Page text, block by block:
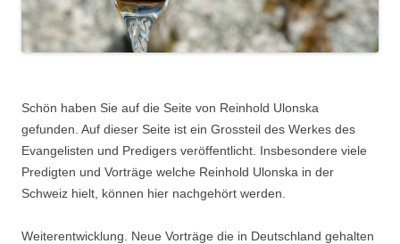
Schön haben Sie auf die Seite von Reinhold Ulonska
gefunden. Auf dieser Seite ist ein Grossteil des Werkes des
Evangelisten und Predigers veröffentlicht. Insbesondere viele
Predigten und Vorträge welche Reinhold Ulonska in der
Schweiz hielt, können hier nachgehört werden.
Weiterentwicklung. Neue Vorträge die in Deutschland gehalten